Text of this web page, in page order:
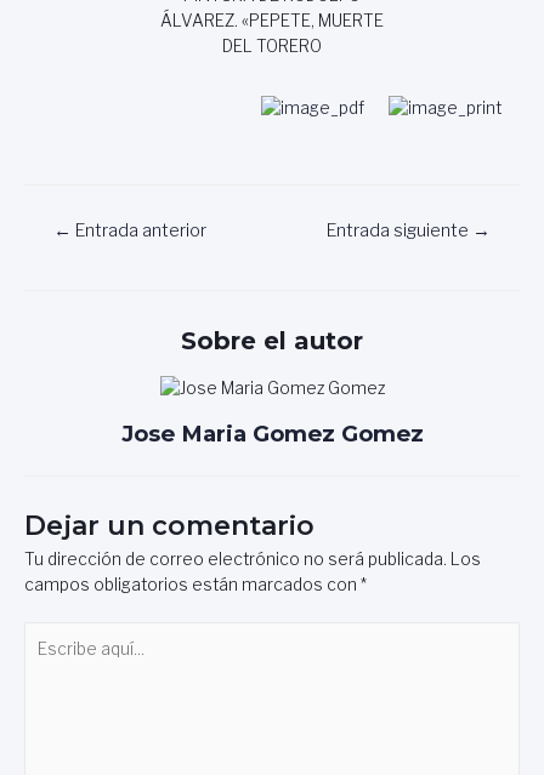
ÁLVAREZ. «PEPETE, MUERTE
DEL TORERO
Navegación
← Entrada anterior Entrada siguiente →
Sobre el autor
Jose Maria Gomez Gomez
Dejar un comentario
Tu dirección de correo electrónico no será publicada. Los
campos obligatorios están marcados con *
aquí...